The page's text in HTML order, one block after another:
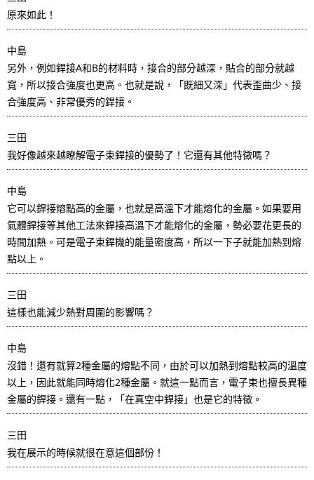
原來如此！
中島
另外，例如銲接A和B的材料時，接合的部分越深，貼合的部分就越
寬，所以接合強度也更高。也就是說，「既細又深」代表歪曲少、接
合強度高、非常優秀的銲接。
三田
我好像越來越瞭解電子束銲接的優勢了！它還有其他特徵嗎？
中島
它可以銲接熔點高的金屬，也就是高溫下才能熔化的金屬。如果要用
氣體銲接等其他工法來銲接高溫下才能熔化的金屬，勢必要花更長的
時間加熱。可是電子束銲機的能量密度高，所以一下子就能加熱到熔
點以上。
三田
這樣也能減少熱對周圍的影響嗎？
中島
沒錯！還有就算2種金屬的熔點不同，由於可以加熱到熔點較高的溫度
以上，因此就能同時熔化2種金屬。就這一點而言，電子束也擅長異種
金屬的銲接。還有一點，「在真空中銲接」也是它的特徵。
三田
我在展示的時候就很在意這個部份！